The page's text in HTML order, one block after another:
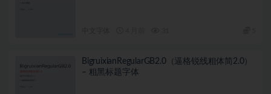
BigruixianRegularGB2.0（逼格锐线粗体简2.0）
– 粗黑标题字体